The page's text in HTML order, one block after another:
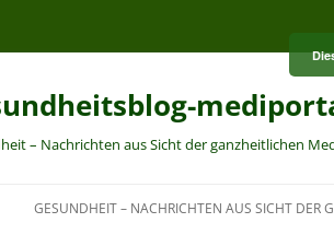
– Nachrichten aus Sicht der ganzheitlichen
GESUNDHEIT – NACHRICHTEN AUS SICHT DER